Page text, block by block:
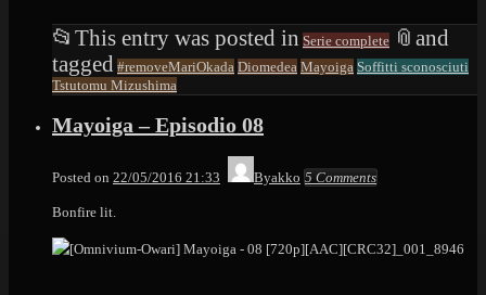
📂 This entry was posted in Serie complete 📎 and
tagged #removeMariOkada Diomedea Mayoiga Soffitti sconosciuti
Tstutomu Mizushima
Mayoiga – Episodio 08
Posted on 22/05/2016 21:33 Byakko 5 Comments
Bonfire lit.